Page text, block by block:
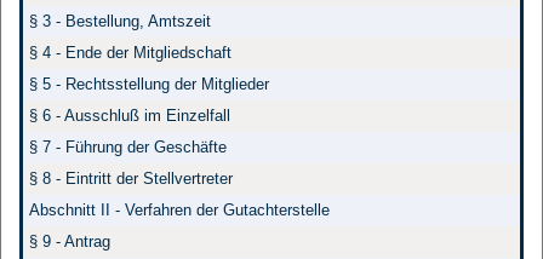
§ 3 - Bestellung, Amtszeit
§ 4 - Ende der Mitgliedschaft
§ 5 - Rechtsstellung der Mitglieder
§ 6 - Ausschluß im Einzelfall
§ 7 - Führung der Geschäfte
§ 8 - Eintritt der Stellvertreter
Abschnitt II - Verfahren der Gutachterstelle
§ 9 - Antrag